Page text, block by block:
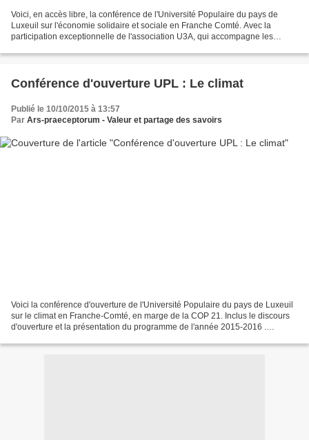
Voici, en accès libre, la conférence de l'Université Populaire du pays de
Luxeuil sur l'économie solidaire et sociale en Franche Comté. Avec la
participation exceptionnelle de l'association U3A, qui accompagne les
Conférence d'ouverture UPL : Le climat
Publié le 10/10/2015 à 13:57
Par Ars-praeceptorum - Valeur et partage des savoirs
Voici la conférence d'ouverture de l'Université Populaire du pays de Luxeuil
sur le climat en Franche-Comté, en marge de la COP 21. Inclus le discours
d'ouverture et la présentation du programme de l'année 2015-2016 .